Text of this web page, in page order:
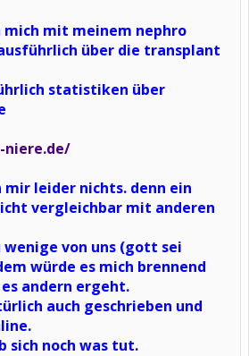
mich mit meinem nephro
über die transplant
statistiken über
mir leider nichts. denn ein
vergleichbar mit anderen
von uns (gott sei
würde es mich brennend
andern ergeht.
auch geschrieben und
sich noch was tut.